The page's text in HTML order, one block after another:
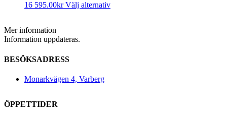
16 595.00kr Välj alternativ
Mer information
Information uppdateras.
BESÖKSADRESS
Monarkvägen 4, Varberg
ÖPPETTIDER